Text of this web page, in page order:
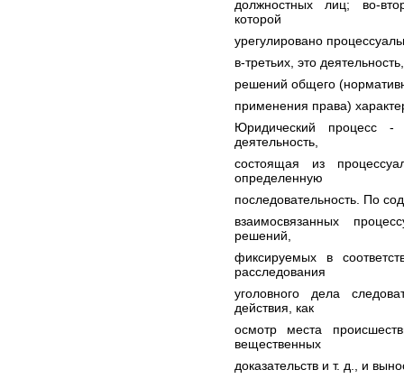
должностных лиц; во-
которой
урегулировано
в-третьих, это
решений общего
применения права)
Юридический процесс
деятельность,
состоящая из
определенную
последовательность. По
взаимосвязанных
решений,
фиксируемых в
расследования
уголовного дела
действия, как
осмотр места
вещественных
доказательств и т. д., и